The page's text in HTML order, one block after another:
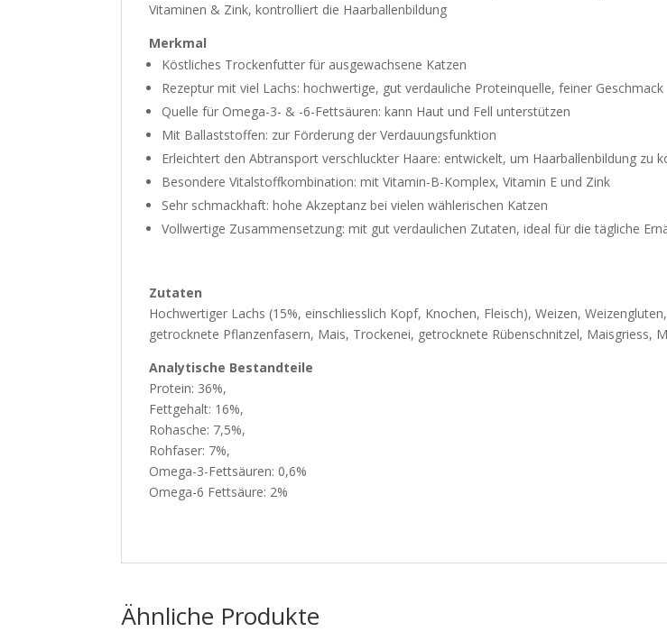
Vitaminen & Zink, kontrolliert die Haarballenbildung
Merkmal
Köstliches Trockenfutter für ausgewachsene Katzen
Rezeptur mit viel Lachs: hochwertige, gut verdauliche Proteinquelle, feiner Geschmack
Quelle für Omega-3- & -6-Fettsäuren: kann Haut und Fell unterstützen
Mit Ballaststoffen: zur Förderung der Verdauungsfunktion
Erleichtert den Abtransport verschluckter Haare: entwickelt, um Haarballenbildung zu
Besondere Vitalstoffkombination: mit Vitamin-B-Komplex, Vitamin E und Zink
Sehr schmackhaft: hohe Akzeptanz bei vielen wählerischen Katzen
Vollwertige Zusammensetzung: mit gut verdaulichen Zutaten, ideal für die tägliche
Zutaten
Hochwertiger Lachs (15%, einschliesslich Kopf, Knochen, Fleisch), Weizen,
getrocknete Pflanzenfasern, Mais, Trockenei, getrocknete Rübenschnitzel,
Analytische Bestandteile
Protein: 36%,
Fettgehalt: 16%,
Rohasche: 7,5%,
Rohfaser: 7%,
Omega-3-Fettsäuren: 0,6%
Omega-6 Fettsäure: 2%
Ähnliche Produkte